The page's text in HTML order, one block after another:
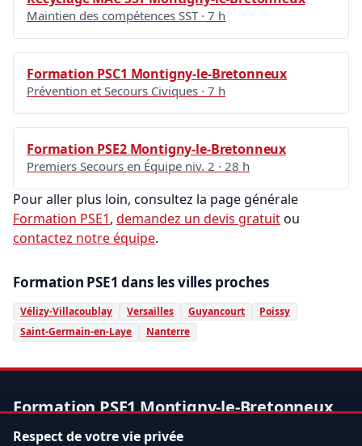
Maintien des compétences SST · 7 h
Formation PSC1 Montigny-le-Bretonneux
Prévention et Secours Civiques · 7 h
Formation PSE2 Montigny-le-Bretonneux
Premiers Secours en Équipe niv. 2 · 28 h
Pour aller plus loin, consultez la page générale
Formation PSE1, demandez un devis gratuitou
contactez notre équipe.
Formation PSE1 dans les villes proches
Vélizy-Villacoublay Versailles Guyancourt
Poissy
Saint-Germain-en-Laye
Nanterre
Formation PSE1 Montigny-le-Bretonneux
adaptée à votre environnement
Respect de votre vie privée